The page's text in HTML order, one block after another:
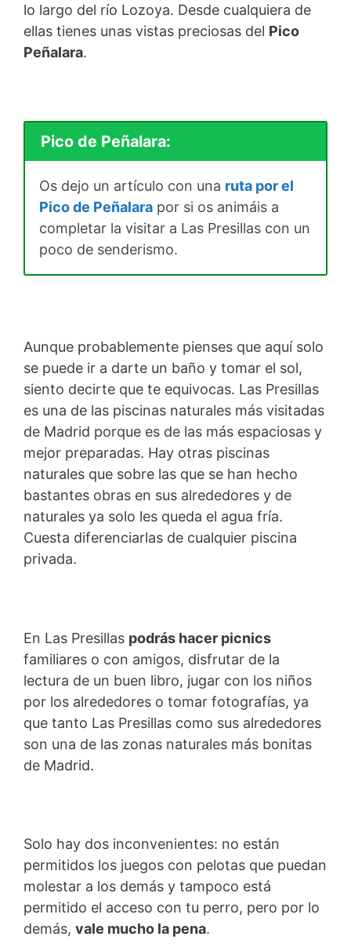
lo largo del río Lozoya. Desde cualquiera de
ellas tienes unas vistas preciosas del Pico
Peñalara.
Pico de Peñalara:
Os dejo un artículo con una ruta por el
Pico de Peñalara por si os animáis a
completar la visitar a Las Presillas con un
poco de senderismo.
Aunque probablemente pienses que aquí solo
se puede ir a darte un baño y tomar el sol,
siento decirte que te equivocas. Las Presillas
es una de las piscinas naturales más visitadas
de Madrid porque es de las más espaciosas y
mejor preparadas. Hay otras piscinas
naturales que sobre las que se han hecho
bastantes obras en sus alrededores y de
naturales ya solo les queda el agua fría.
Cuesta diferenciarlas de cualquier piscina
privada.
En Las Presillas podrás hacer picnics
familiares o con amigos, disfrutar de la
lectura de un buen libro, jugar con los niños
por los alrededores o tomar fotografías, ya
que tanto Las Presillas como sus alrededores
son una de las zonas naturales más bonitas
de Madrid.
Solo hay dos inconvenientes: no están
permitidos los juegos con pelotas que puedan
molestar a los demás y tampoco está
permitido el acceso con tu perro, pero por lo
demás, vale mucho la pena.